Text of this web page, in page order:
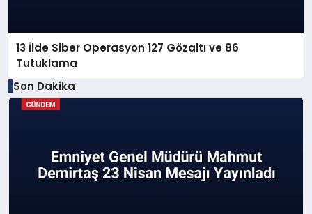
13 İlde Siber Operasyon 127 Gözaltı ve 86
Tutuklama
Son Dakika